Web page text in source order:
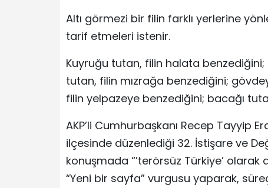
Altı görmezi bir filin farklı yerlerine
tarif etmeleri istenir.
Kuyruğu tutan, filin halata
tutan, filin mızrağa benzediğini;
filin yelpazeye benzediğini; bacağı
AKP’li Cumhurbaşkanı Recep Tayyip
ilçesinde düzenlediği 32. İstişare ve
konuşmada “’terörsüz Türkiye’ olarak
“Yeni bir sayfa” vurgusu yaparak,